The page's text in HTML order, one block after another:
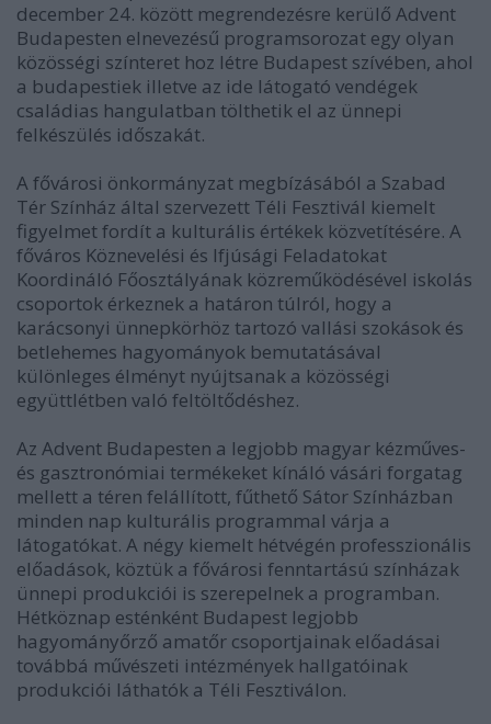
december 24. között megrendezésre kerülő Advent
Budapesten elnevezésű programsorozat egy olyan
közösségi színteret hoz létre Budapest szívében, ahol
a budapestiek illetve az ide látogató vendégek
családias hangulatban tölthetik el az ünnepi
felkészülés időszakát.
A fővárosi önkormányzat megbízásából a Szabad
Tér Színház által szervezett Téli Fesztivál kiemelt
figyelmet fordít a kulturális értékek közvetítésére. A
főváros Köznevelési és Ifjúsági Feladatokat
Koordináló Főosztályának közreműködésével iskolás
csoportok érkeznek a határon túlról, hogy a
karácsonyi ünnepkörhöz tartozó vallási szokások és
betlehemes hagyományok bemutatásával
különleges élményt nyújtsanak a közösségi
együttlétben való feltöltődéshez.
Az Advent Budapesten a legjobb magyar kézműves-
és gasztronómiai termékeket kínáló vásári forgatag
mellett a téren felállított, fűthető Sátor Színházban
minden nap kulturális programmal várja a
látogatókat. A négy kiemelt hétvégén professzionális
előadások, köztük a fővárosi fenntartású színházak
ünnepi produkciói is szerepelnek a programban.
Hétköznap esténként Budapest legjobb
hagyományőrző amatőr csoportjainak előadásai
továbbá művészeti intézmények hallgatóinak
produkciói láthatók a Téli Fesztiválon.